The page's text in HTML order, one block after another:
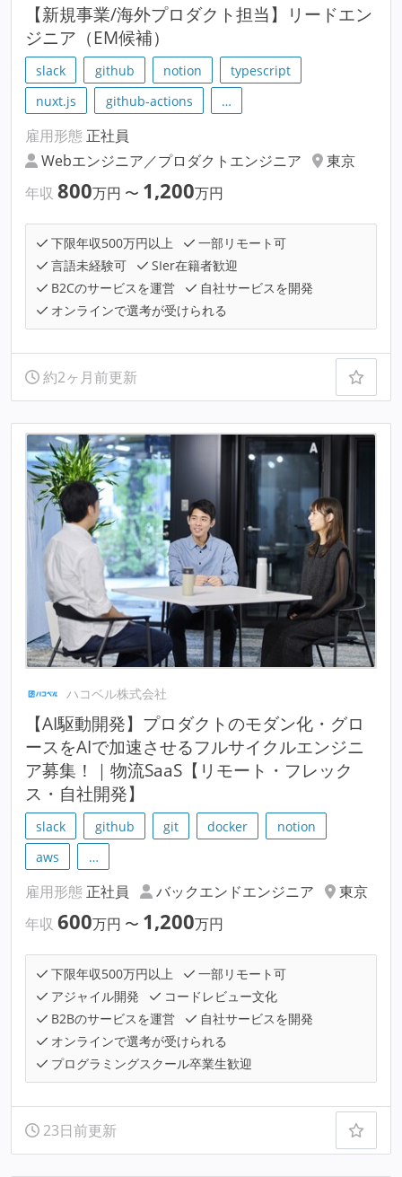
【新規事業/海外プロダクト担当】リードエン
ジニア（EM候補）
slack github notion
typescript
nuxt.js
github-actions …
雇用形態 正社員
Webエンジニア／プロダクトエンジニア
東京
年収 800万円 〜 1,200万円
下限年収500万円以上
一部リモート可
言語未経験可
SIer在籍者歓迎
B2Cのサービスを運営
自社サービスを開発
オンラインで選考が受けられる
約2ヶ月前更新
ハコベル株式会社
【AI駆動開発】プロダクトのモダン化・グロ
ースをAIで加速させるフルサイクルエンジニ
ア募集！｜物流SaaS【リモート・フレック
ス・自社開発】
slack github git docker
notion
aws
…
雇用形態 正社員 バックエンドエンジニア
東京
年収 600万円 〜 1,200万円
下限年収500万円以上
一部リモート可
アジャイル開発
コードレビュー文化
B2Bのサービスを運営
自社サービスを開発
オンラインで選考が受けられる
プログラミングスクール卒業生歓迎
23日前更新